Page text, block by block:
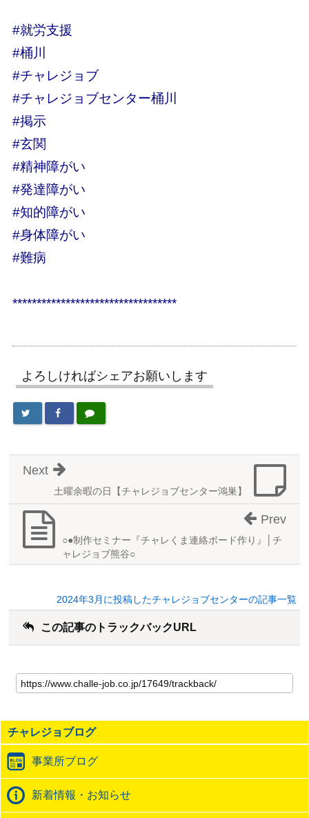
#就労支援
#桶川
#チャレジョブ
#チャレジョブセンター桶川
#掲示
#玄関
#精神障がい
#発達障がい
#知的障がい
#身体障がい
#難病
**********************************
よろしければシェアお願いします
土曜余暇の日【チャレジョブセンター鴻巣】
Next
○●制作セミナー『チャレくま連絡ボード作り』│チ
ャレジョブ熊谷○
Prev
2024年3月に投稿したチャレジョブセンターの記事一覧
この記事のトラックバックURL
の
記
の
ト
ッ
ク
バ
ッ
チャレジョブログ
事業所ブログ
新着情報・お知らせ